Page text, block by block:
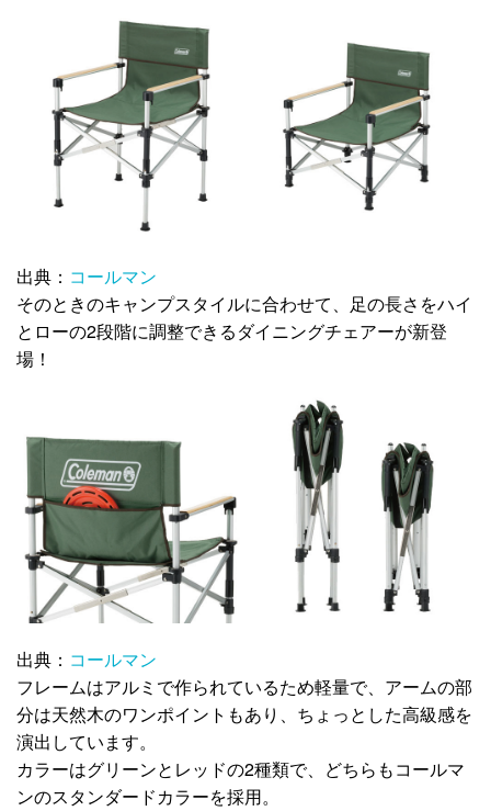
出典： コールマン
そのときのキャンプスタイルに合わせて、足の長さをハイ
とローの2段階に調整できるダイニングチェアーが新登
場！
出典： コールマン
フレームはアルミで作られているため軽量で、アームの部
分は天然木のワンポイントもあり、ちょっとした高級感を
演出しています。
カラーはグリーンとレッドの2種類で、どちらもコールマ
ンのスタンダードカラーを採用。